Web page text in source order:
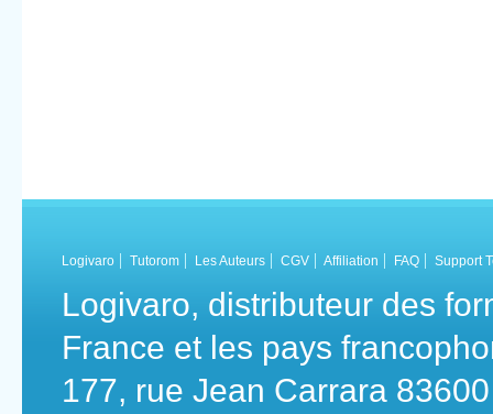
Logivaro Tutorom Les Auteurs CGV Affiliation FAQ Support
Logivaro, distributeur des
France et les pays
177, rue Jean Carrara